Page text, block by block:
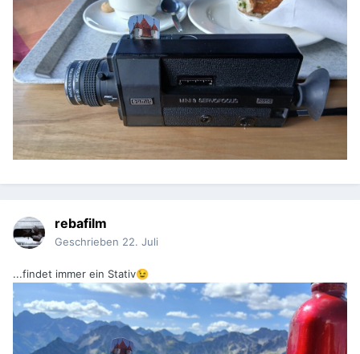
rebafilm
Geschrieben 22. Juli
...findet immer ein Stativ😉